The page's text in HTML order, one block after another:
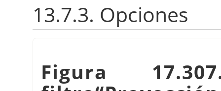
13.7.3. Opciones
Figura